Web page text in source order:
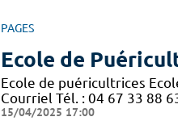
PAGES
Ecole de
Ecole de puéricultrices
Courriel Tél. : 04 67 33 88
15/04/2025 17:00